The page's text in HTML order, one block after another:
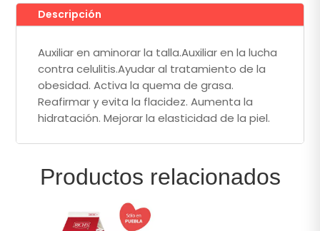
Descripción
Auxiliar en aminorar la talla.Auxiliar en la lucha
contra celulitis.Ayudar al tratamiento de la
obesidad. Activa la quema de grasa.
Reafirmar y evita la flacidez. Aumenta la
hidratación. Mejorar la elasticidad de la piel.
Productos relacionados